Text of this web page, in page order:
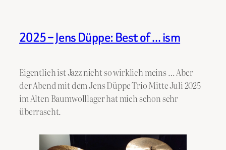
2025 – Jens Düppe: Best of … ism
Eigentlich ist Jazz nicht so wirklich meins … Aber
der Abend mit dem Jens Düppe Trio Mitte Juli 2025
im Alten Baumwolllager hat mich schon sehr
überrascht.